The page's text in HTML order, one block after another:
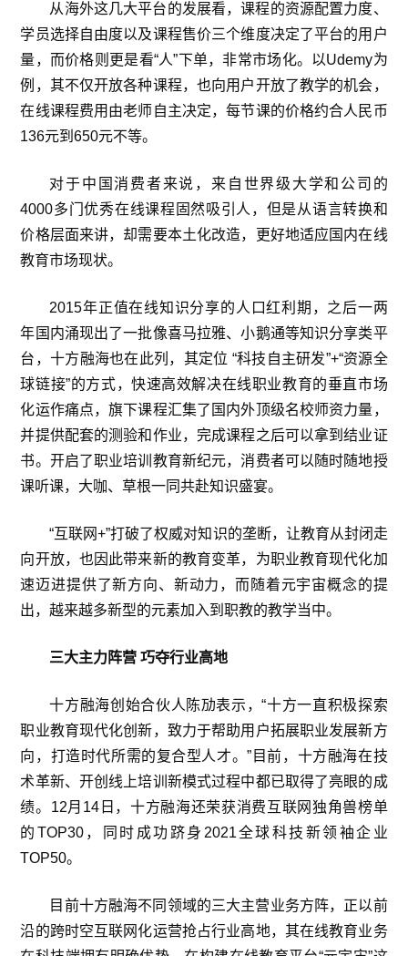
从海外这几大平台的发展看，课程的资源配置力度、
学员选择自由度以及课程售价三个维度决定了平台的用户
量，而价格则更是看“人”下单，非常市场化。以Udemy为
例，其不仅开放各种课程，也向用户开放了教学的机会，
在线课程费用由老师自主决定，每节课的价格约合人民币
136元到650元不等。
对于中国消费者来说，来自世界级大学和公司的
4000多门优秀在线课程固然吸引人，但是从语言转换和
价格层面来讲，却需要本土化改造，更好地适应国内在线
教育市场现状。
2015年正值在线知识分享的人口红利期，之后一两
年国内涌现出了一批像喜马拉雅、小鹅通等知识分享类平
台，十方融海也在此列，其定位 “科技自主研发”+“资源全
球链接”的方式，快速高效解决在线职业教育的垂直市场
化运作痛点，旗下课程汇集了国内外顶级名校师资力量，
并提供配套的测验和作业，完成课程之后可以拿到结业证
书。开启了职业培训教育新纪元，消费者可以随时随地授
课听课，大咖、草根一同共赴知识盛宴。
“互联网+”打破了权威对知识的垄断，让教育从封闭走
向开放，也因此带来新的教育变革，为职业教育现代化加
速迈进提供了新方向、新动力，而随着元宇宙概念的提
出，越来越多新型的元素加入到职教的教学当中。
三大主力阵营 巧夺行业高地
十方融海创始合伙人陈劢表示，“十方一直积极探索
职业教育现代化创新，致力于帮助用户拓展职业发展新方
向，打造时代所需的复合型人才。”目前，十方融海在技
术革新、开创线上培训新模式过程中都已取得了亮眼的成
绩。12月14日，十方融海还荣获消费互联网独角兽榜单
的TOP30，同时成功跻身2021全球科技新领袖企业
TOP50。
目前十方融海不同领域的三大主营业务方阵，正以前
沿的跨时空互联网化运营抢占行业高地，其在线教育业务